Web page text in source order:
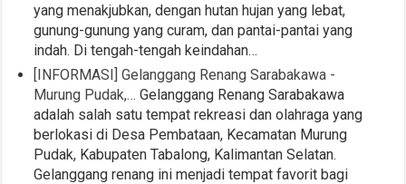
yang menakjubkan, dengan hutan hujan yang lebat,
gunung-gunung yang curam, dan pantai-pantai yang
indah. Di tengah-tengah keindahan…
[INFORMASI] Gelanggang Renang Sarabakawa -
Murung Pudak,… Gelanggang Renang Sarabakawa
adalah salah satu tempat rekreasi dan olahraga yang
berlokasi di Desa Pembataan, Kecamatan Murung
Pudak, Kabupaten Tabalong, Kalimantan Selatan.
Gelanggang renang ini menjadi tempat favorit bagi